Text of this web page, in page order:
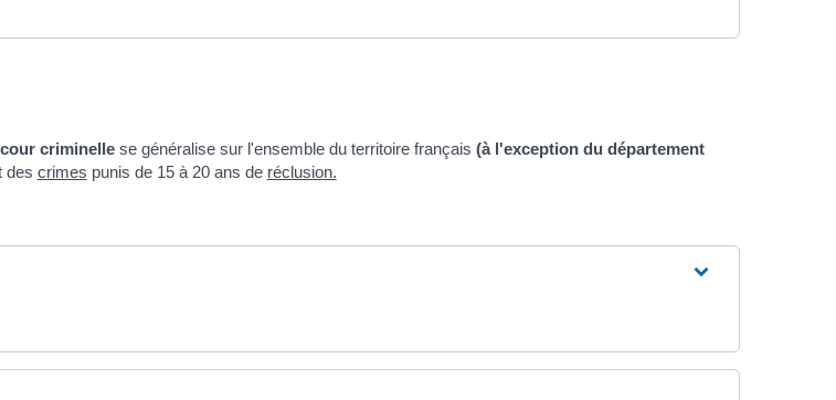
cour criminellese généralise sur l'ensemble du territoire français (à l'exception du département
des crimes punis de 15 à 20 ans de réclusion.